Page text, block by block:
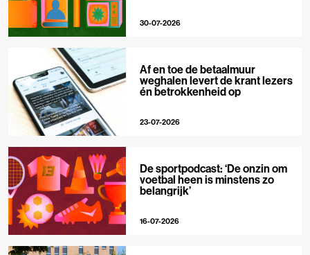
30-07-2026
Af en toe de betaalmuur
weghalen levert de krant lezers
én betrokkenheid op
23-07-2026
De sportpodcast: ‘De onzin om
voetbal heen is minstens zo
belangrijk’
16-07-2026